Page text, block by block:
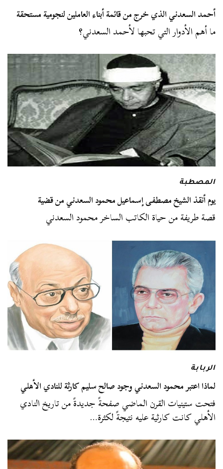
أحمد السعدني الذي خرج من قائمة أبناء العاملين لنجومية مستحقة
ما أهم الأدوار التي تحبها لأحمد السعدني؟
المصطبة
يوم أنقذ الشيخ مصطفى إسماعيل محمود السعدني من قضية
قصة طريفة من حياة الكاتب الساخر محمود السعدني
الربابة
لماذا اعتبر محمود السعدني وجود صالح سليم كارثة للنادي الأهلي
فتحت ستينيات القرن الماضي صفحةً جديدةً من تاريخ النادي
الأهلي كانت كارثية عليه نتيجةً لكثرة…